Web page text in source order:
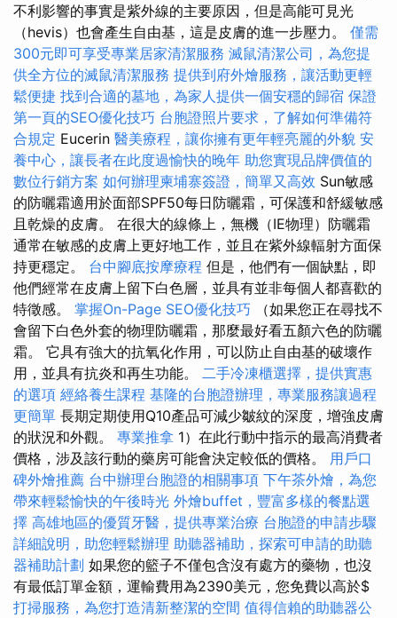
不利影響的事實是紫外線的主要原因，但是高能可見光
（hevis）也會產生自由基，這是皮膚的進一步壓力。 僅需
300元即可享受專業居家清潔服務 滅鼠清潔公司，為您提
供全方位的滅鼠清潔服務 提供到府外燴服務，讓活動更輕
鬆便捷 找到合適的墓地，為家人提供一個安穩的歸宿 保證
第一頁的SEO優化技巧 台胞證照片要求，了解如何準備符
合規定 Eucerin 醫美療程，讓你擁有更年輕亮麗的外貌 安
養中心，讓長者在此度過愉快的晚年 助您實現品牌價值的
數位行銷方案 如何辦理柬埔寨簽證，簡單又高效 Sun敏感
的防曬霜適用於面部SPF50每日防曬霜，可保護和舒緩敏感
且乾燥的皮膚。 在很大的線條上，無機（IE物理）防曬霜
通常在敏感的皮膚上更好地工作，並且在紫外線輻射方面保
持更穩定。 台中腳底按摩療程 但是，他們有一個缺點，即
他們經常在皮膚上留下白色層，並具有並非每個人都喜歡的
特徵感。 掌握On-Page SEO優化技巧 （如果您正在尋找不
會留下白色外套的物理防曬霜，那麼最好看五顏六色的防曬
霜。 它具有強大的抗氧化作用，可以防止自由基的破壞作
用，並具有抗炎和再生功能。 二手冷凍櫃選擇，提供實惠
的選項 經絡養生課程 基隆的台胞證辦理，專業服務讓過程
更簡單 長期定期使用Q10產品可減少皺紋的深度，增強皮膚
的狀況和外觀。 專業推拿 1）在此行動中指示的最高消費者
價格，涉及該行動的藥房可能會決定較低的價格。 用戶口
碑外燴推薦 台中辦理台胞證的相關事項 下午茶外燴，為您
帶來輕鬆愉快的午後時光 外燴buffet，豐富多樣的餐點選
擇 高雄地區的優質牙醫，提供專業治療 台胞證的申請步驟
詳細說明，助您輕鬆辦理 助聽器補助，探索可申請的助聽
器補助計劃 如果您的籃子不僅包含沒有處方的藥物，也沒
有最低訂單金額，運輸費用為2390美元，您免費以高於$
打掃服務，為您打造清新整潔的空間 值得信賴的助聽器公